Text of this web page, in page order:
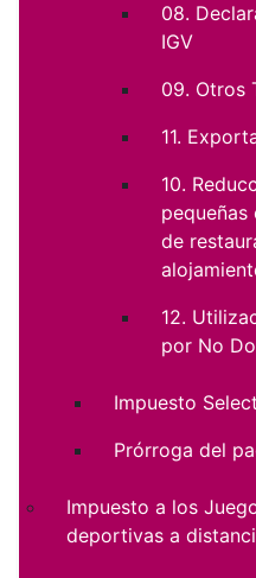
08.
IGV
09. Otros
11.
10.
de
12.
por No
Impuesto
Prórroga del
Impuesto a los
deportivas a